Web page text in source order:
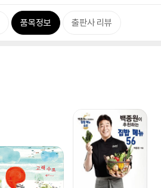
품목정보 출판사 리뷰